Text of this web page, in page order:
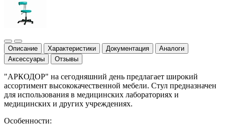
Описание Характеристики Документация
Аналоги
Аксессуары
Отзывы
"АРКОДОР" на сегодняшний день предлагает широкий
ассортимент высококачественной мебели. Стул предназначен
для использования в медицинских лабораториях и
медицинских и других учреждениях.
Особенности: